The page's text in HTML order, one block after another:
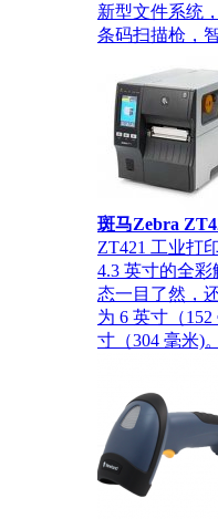
新型文件系统
条码扫描枪，
斑马Zebra
ZT421 工业打
4.3 英寸的全
态一目了然，
为 6 英寸（
寸（304 毫米)。